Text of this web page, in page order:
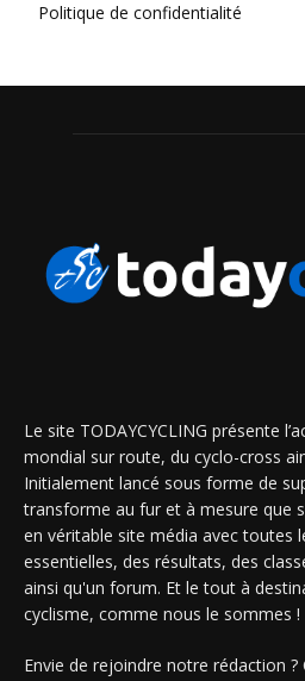
Politique de confidentialité
Le site TODAYCYCLING présente
mondial sur route, du cyclo-cross
Initialement lancé sous forme de
transforme au fur et à mesure que
en véritable site média avec toutes
essentielles, des résultats, des
ainsi qu'un forum. Et le tout à
cyclisme, comme nous le sommes !
Envie de rejoindre notre rédaction ?